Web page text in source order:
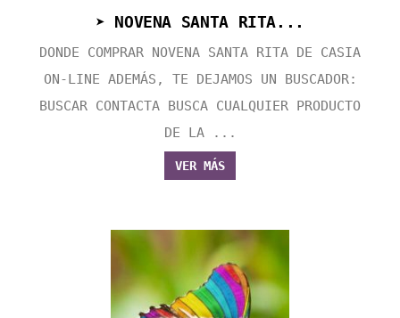
➤ NOVENA SANTA RITA...
DONDE COMPRAR NOVENA SANTA RITA DE CASIA
ON-LINE ADEMÁS, TE DEJAMOS UN BUSCADOR:
BUSCAR CONTACTA BUSCA CUALQUIER PRODUCTO
DE LA ...
VER MÁS